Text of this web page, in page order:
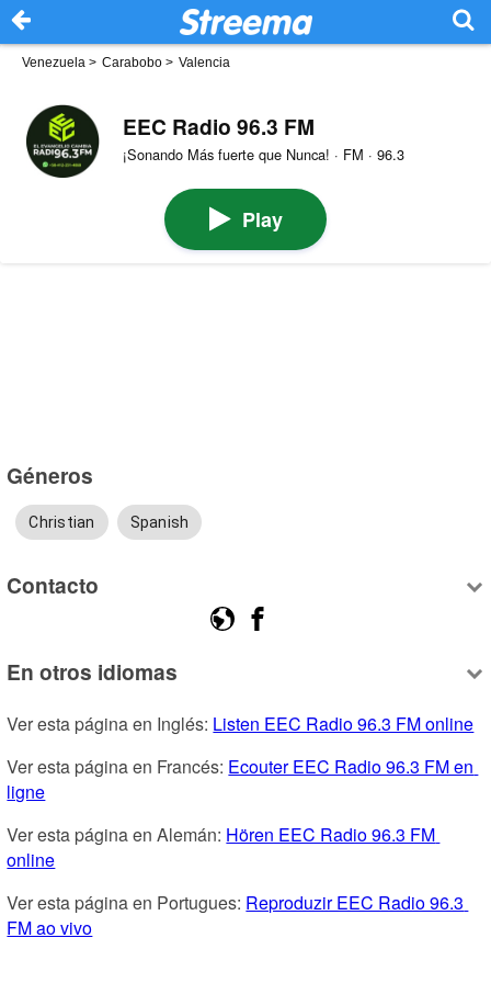
Venezuela > Carabobo > Valencia
EEC Radio 96.3 FM
¡Sonando Más fuerte que Nunca! · FM · 96.3
Play
Géneros
Christian Spanish
Contacto
En otros idiomas
Ver esta página en Inglés: Listen EEC Radio 96.3 FM online
Ver esta página en Francés: Ecouter EEC Radio 96.3 FM en
ligne
Ver esta página en Alemán: Hören EEC Radio 96.3 FM
online
Ver esta página en Portugues: Reproduzir EEC Radio 96.3
FM ao vivo